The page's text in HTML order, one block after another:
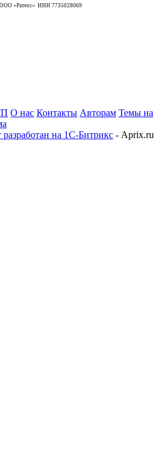
ООО «Ратеос» ИНН 7735028069
О нас Контакты Авторам Темы на
разработан на 1С-Битрикс - Aprix.ru